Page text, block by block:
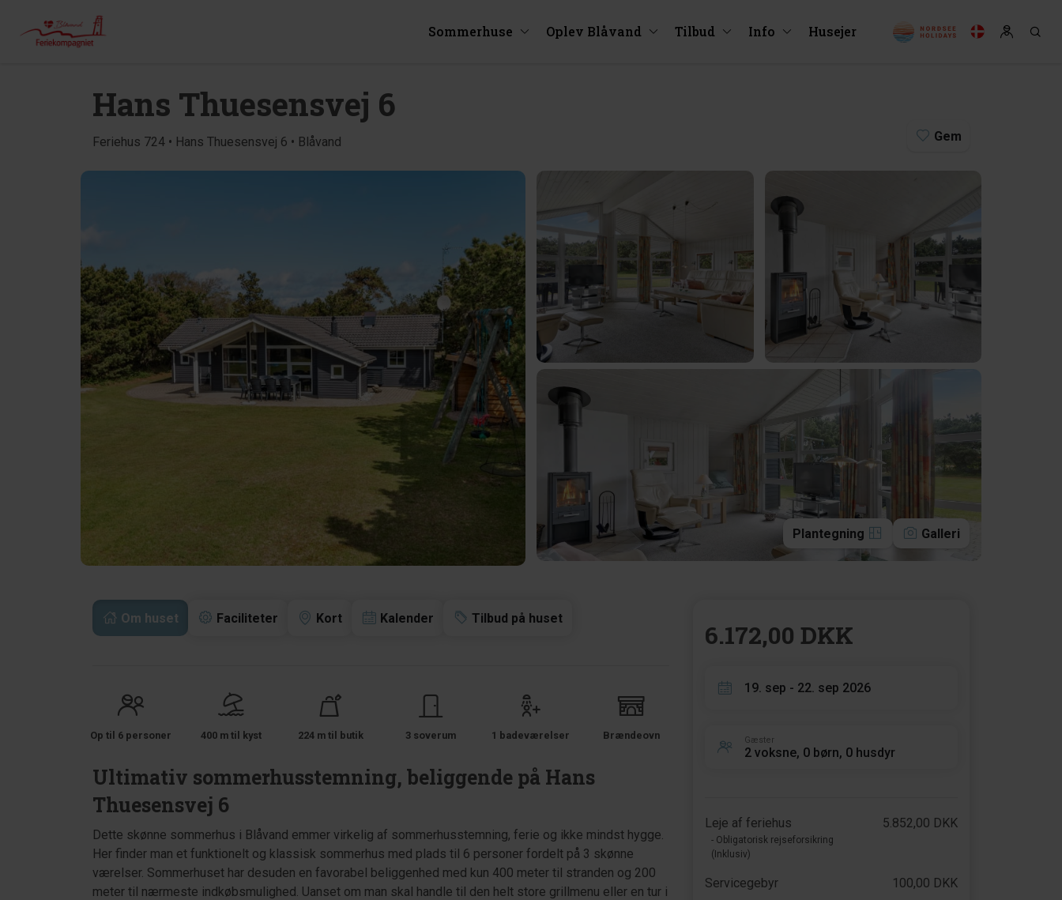
Sommerhuse Oplev Blåvand Tilbud Info Husejer
Hans Thuesensvej 6
Feriehus 724 • Hans Thuesensvej 6 • Blåvand Gem
Plantegning Galleri
Om huset Faciliteter Kort Kalender Tilbud på huset
Op til 6 personer 400 m til kyst 224 m til butik 3 soverum 1 badeværelser Brændeovn
Ultimativ sommerhusstemning, beliggende på Hans
Thuesensvej 6
Dette skønne sommerhus i Blåvand emmer virkelig af sommerhusstemning, ferie og ikke mindst hygge.
Her finder man et funktionelt og klassisk sommerhus med plads til 6 personer fordelt på 3 skønne
værelser. Sommerhuset har desuden en favorabel beliggenhed med kun 400 meter til stranden og 200
meter til nærmeste indkøbsmulighed. Uanset om man skal handle til den helt store grillmenu eller en tur i
6.172,00 DKK
19. sep - 22. sep 2026
Gæster
2 voksne, 0 børn, 0 husdyr
Leje af feriehus
- Obligatorisk rejseforsikring
(Inklusiv)
5.852,00 DKK
Servicegebyr 100,00 DKK